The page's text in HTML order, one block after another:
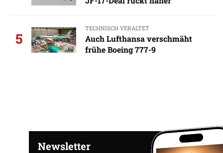
5
TECHNISCH VERALTET
Auch Lufthansa verschmäht
frühe Boeing 777-9
Newsletter